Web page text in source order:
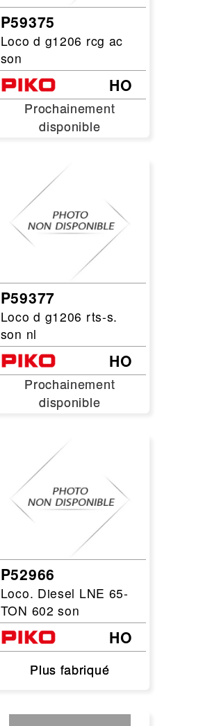
P59375
Loco d g1206 rcg ac
son
HO
Prochainement
disponible
Prochainement
disponible
P59377
Loco d g1206 rts-s.
son nl
HO
Prochainement
disponible
Prochainement
disponible
P52966
Loco. Diesel LNE 65-
TON 602 son
HO
Plus fabriqué
Plus fabriqué